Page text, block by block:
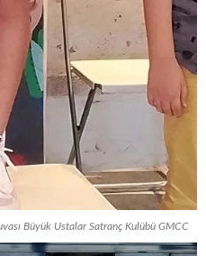
Büyük Ustalar Satranç Kulübü GMCC